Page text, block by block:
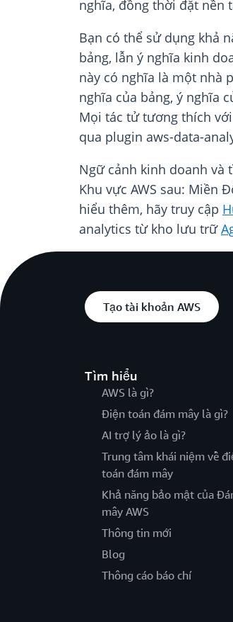
nghĩa, đồng thời đặt nền
Bạn có thể sử dụng khả
bảng, lẫn ý nghĩa kinh
này có nghĩa là một nhà
nghĩa của bảng, ý nghĩa
Mọi tác tử tương thích với
qua plugin aws-data-
Ngữ cảnh kinh doanh và
Khu vực AWS sau: Miền
hiểu thêm, hãy truy cập
analytics từ kho lưu trữ
Tạo tài khoản AWS
Tìm hiểu
AWS là gì?
Điện toán đám mây là gì?
AI trợ lý ảo là gì?
Trung tâm khái niệm về
toán đám mây
Khả năng bảo mật của
mây AWS
Thông tin mới
Blog
Thông cáo báo chí